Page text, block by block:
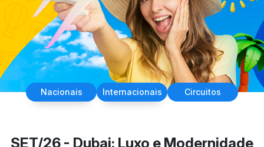
Nacionais Internacionais Circuitos
SET/26 - Dubai: Luxo e Modernidade